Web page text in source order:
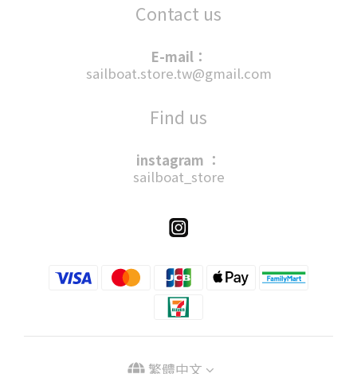
Contact us
E-mail：
sailboat.store.tw@gmail.com
Find us
instagram ：
sailboat_store
繁體中文